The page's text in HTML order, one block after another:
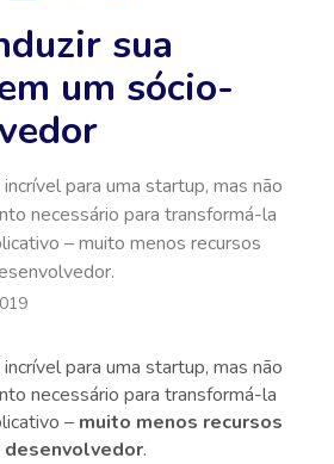
sua
um sócio-
para uma startup, mas não
necessário para transformá-la
– muito menos recursos
para uma startup, mas não
necessário para transformá-la
– muito menos recursos
desenvolvedor.